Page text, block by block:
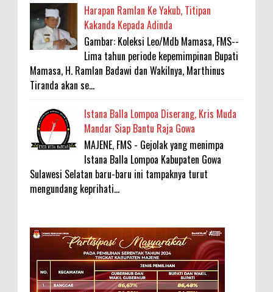
Harapan Ramlan Ke Yakub, Titipan
Kakanda Kepada Adinda
Gambar: Koleksi Leo/Mdb Mamasa, FMS--
Lima tahun periode kepemimpinan Bupati
Mamasa, H. Ramlan Badawi dan Wakilnya, Marthinus
Tiranda akan se...
Istana Balla Lompoa Diserang, Kris Muda
Mandar Siap Bantu Raja Gowa
MAJENE, FMS - Gejolak yang menimpa
Istana Balla Lompoa Kabupaten Gowa
Sulawesi Selatan baru-baru ini tampaknya turut
mengundang keprihati...